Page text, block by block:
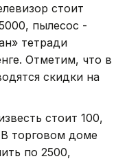
стоит
пылесос -
тетради
Отметим, что в
скидки на
стоит 100,
В торговом доме
по 2500,